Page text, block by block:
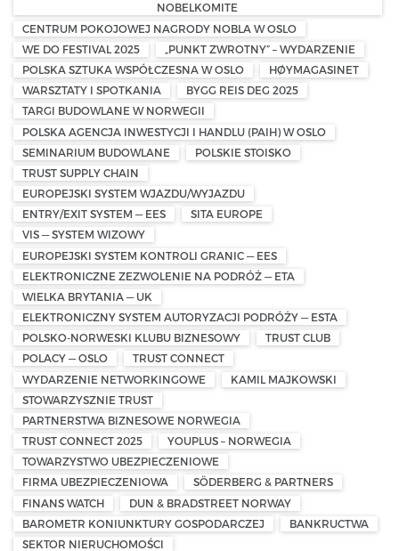
NOBELKOMITE
CENTRUM POKOJOWEJ NAGRODY NOBLA W OSLO
WE DO FESTIVAL 2025
„PUNKT ZWROTNY” – WYDARZENIE
POLSKA SZTUKA WSPÓŁCZESNA W OSLO
HØYMAGASINET
WARSZTATY I SPOTKANIA
BYGG REIS DEG 2025
TARGI BUDOWLANE W NORWEGII
POLSKA AGENCJA INWESTYCJI I HANDLU (PAIH) W OSLO
SEMINARIUM BUDOWLANE
POLSKIE STOISKO
TRUST SUPPLY CHAIN
EUROPEJSKI SYSTEM WJAZDU/WYJAZDU
ENTRY/EXIT SYSTEM — EES
SITA EUROPE
VIS — SYSTEM WIZOWY
EUROPEJSKI SYSTEM KONTROLI GRANIC — EES
ELEKTRONICZNE ZEZWOLENIE NA PODRÓŻ — ETA
WIELKA BRYTANIA — UK
ELEKTRONICZNY SYSTEM AUTORYZACJI PODRÓŻY — ESTA
POLSKO-NORWESKI KLUBU BIZNESOWY
TRUST CLUB
POLACY — OSLO
TRUST CONNECT
WYDARZENIE NETWORKINGOWE
KAMIL MAJKOWSKI
STOWARZYSZNIE TRUST
PARTNERSTWA BIZNESOWE NORWEGIA
TRUST CONNECT 2025
YOUPLUS – NORWEGIA
TOWARZYSTWO UBEZPIECZENIOWE
FIRMA UBEZPIECZENIOWA
SÖDERBERG & PARTNERS
FINANS WATCH
DUN & BRADSTREET NORWAY
BAROMETR KONIUNKTURY GOSPODARCZEJ
BANKRUCTWA
SEKTOR NIERUCHOMOŚCI